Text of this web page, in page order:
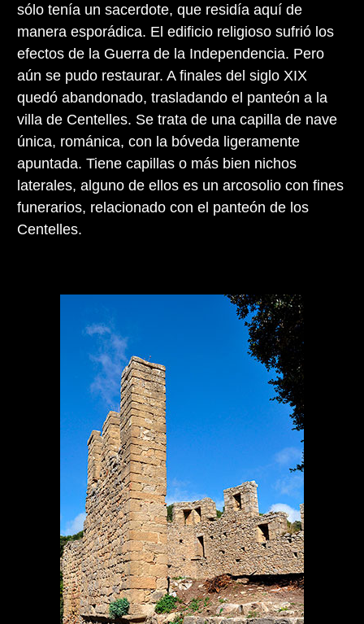
sólo tenía un sacerdote, que residía aquí de
manera esporádica. El edificio religioso sufrió los
efectos de la Guerra de la Independencia. Pero
aún se pudo restaurar. A finales del siglo XIX
quedó abandonado, trasladando el panteón a la
villa de Centelles. Se trata de una capilla de nave
única, románica, con la bóveda ligeramente
apuntada. Tiene capillas o más bien nichos
laterales, alguno de ellos es un arcosolio con fines
funerarios, relacionado con el panteón de los
Centelles.